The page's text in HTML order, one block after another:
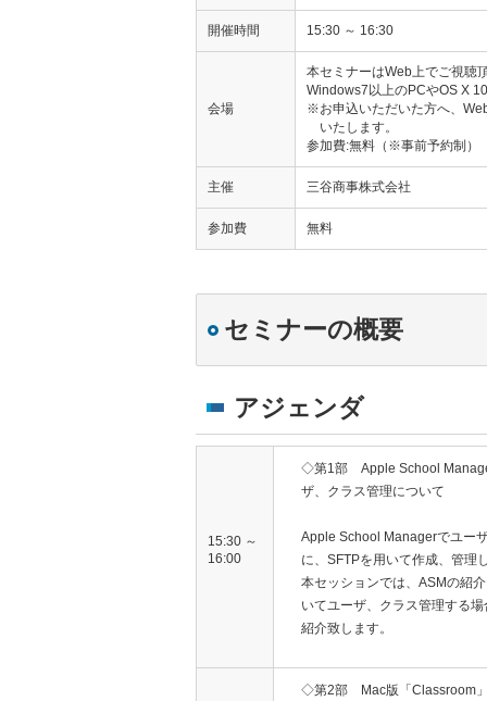
開催時間 15:30 ～ 16:30
会場
本セミナーはWeb上でご視聴
Windows7以上のPCやOS X
※お申込いただいた方へ、
いたします。
参加費:無料（※事前予約制）
主催 三谷商事株式会社
参加費 無料
セミナーの概要
アジェンダ
15:30 ～
16:00
◇第1部 Apple School
ザ、クラス管理について
Apple School Managerでユー
に、SFTPを用いて作成、管理
本セッションでは、ASMの紹
いてユーザ、クラス管理する
紹介致します。
◇第2部 Mac版「Classroom